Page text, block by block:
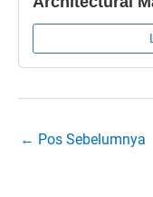
← Pos Sebelumnya